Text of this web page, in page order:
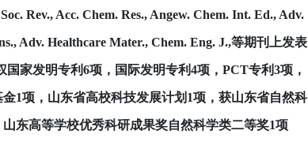
Rev., Acc. Chem. Res., Angew. Chem. Int. Ed., Adv.
Adv. Healthcare Mater., Chem. Eng. J.,等期刊上发表
国家发明专利6项，国际发明专利4项， PCT专利3项，
金1项，山东省高校科技发展计划 1项，获山东省自然科
山东高等学校优秀科研成果奖自然科学类二等奖1项